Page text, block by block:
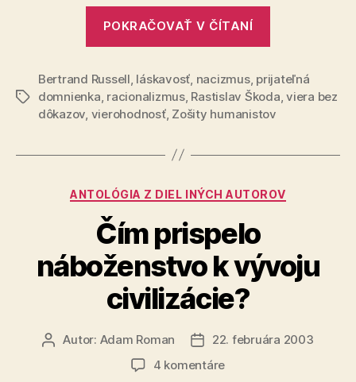
POKRAČOVAŤ V ČÍTANÍ
Značky
Bertrand Russell láskavosť nacizmus, prijateľná
domnienka racionalizmus, Rastislav Škoda ,viera bez
dôkazov vierohodnosť, Zošity humanistov
Kategórie
ANTOLÓGIA Z DIEL INÝCH AUTOROV
Čím prispelo
náboženstvo k vývoju
civilizácie?
AutorAutor: Adam Roman
Dátum
článku
22. februára 2003
4 komentárena